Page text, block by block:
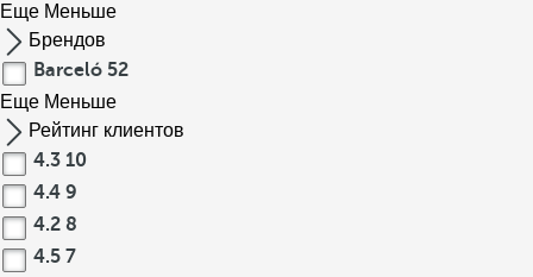
Еще Меньше
Брендов
Barceló 52
Еще Меньше
Рейтинг клиентов
4.3 10
4.4 9
4.2 8
4.5 7